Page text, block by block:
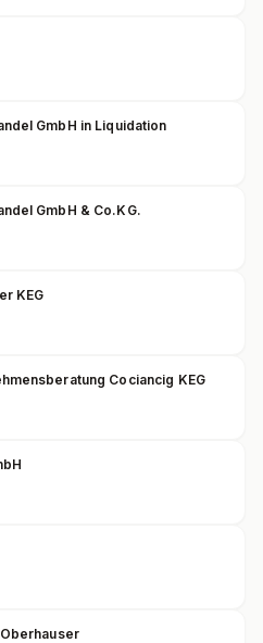
GmbH in Liquidation
GmbH & Co.KG.
KEG
Cociancig KEG